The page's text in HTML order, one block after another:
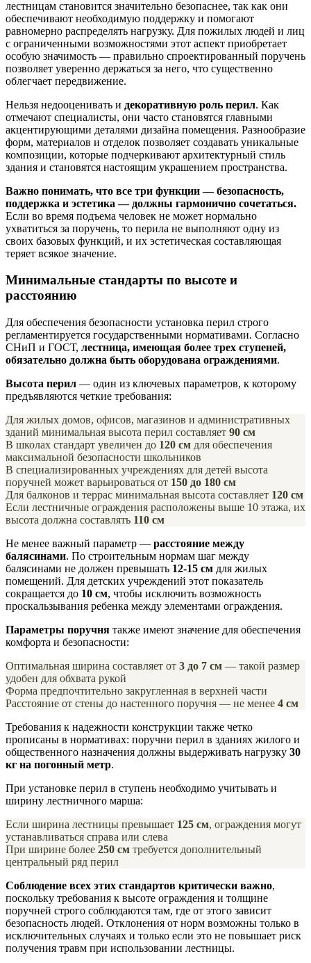
лестницам становится значительно безопаснее, так как они
обеспечивают необходимую поддержку и помогают
равномерно распределять нагрузку. Для пожилых людей и лиц
с ограниченными возможностями этот аспект приобретает
особую значимость — правильно спроектированный поручень
позволяет уверенно держаться за него, что существенно
облегчает передвижение.
Нельзя недооценивать и декоративную роль перил. Как
отмечают специалисты, они часто становятся главными
акцентирующими деталями дизайна помещения. Разнообразие
форм, материалов и отделок позволяет создавать уникальные
композиции, которые подчеркивают архитектурный стиль
здания и становятся настоящим украшением пространства.
Важно понимать, что все три функции — безопасность,
поддержка и эстетика — должны гармонично сочетаться.
Если во время подъема человек не может нормально
ухватиться за поручень, то перила не выполняют одну из
своих базовых функций, и их эстетическая составляющая
теряет всякое значение.
Минимальные стандарты по высоте и
расстоянию
Для обеспечения безопасности установка перил строго
регламентируется государственными нормативами. Согласно
СНиП и ГОСТ, лестница, имеющая более трех ступеней,
обязательно должна быть оборудована ограждениями.
Высота перил — один из ключевых параметров, к которому
предъявляются четкие требования:
Для жилых домов, офисов, магазинов и административных
зданий минимальная высота перил составляет 90 см
В школах стандарт увеличен до 120 см для обеспечения
максимальной безопасности школьников
В специализированных учреждениях для детей высота
поручней может варьироваться от 150 до 180 см
Для балконов и террас минимальная высота составляет 120 см
Если лестничные ограждения расположены выше 10 этажа, их
высота должна составлять 110 см
Не менее важный параметр — расстояние между
балясинами. По строительным нормам шаг между
балясинами не должен превышать 12-15 см для жилых
помещений. Для детских учреждений этот показатель
сокращается до 10 см, чтобы исключить возможность
проскальзывания ребенка между элементами ограждения.
Параметры поручня также имеют значение для обеспечения
комфорта и безопасности:
Оптимальная ширина составляет от 3 до 7 см — такой размер
удобен для обхвата рукой
Форма предпочтительно закругленная в верхней части
Расстояние от стены до настенного поручня — не менее 4 см
Требования к надежности конструкции также четко
прописаны в нормативах: поручни перил в зданиях жилого и
общественного назначения должны выдерживать нагрузку 30
кг на погонный метр.
При установке перил в ступень необходимо учитывать и
ширину лестничного марша:
Если ширина лестницы превышает 125 см, ограждения могут
устанавливаться справа или слева
При ширине более 250 см требуется дополнительный
центральный ряд перил
Соблюдение всех этих стандартов критически важно,
поскольку требования к высоте ограждения и толщине
поручней строго соблюдаются там, где от этого зависит
безопасность людей. Отклонения от норм возможны только в
исключительных случаях и только если это не повышает риск
получения травм при использовании лестницы.